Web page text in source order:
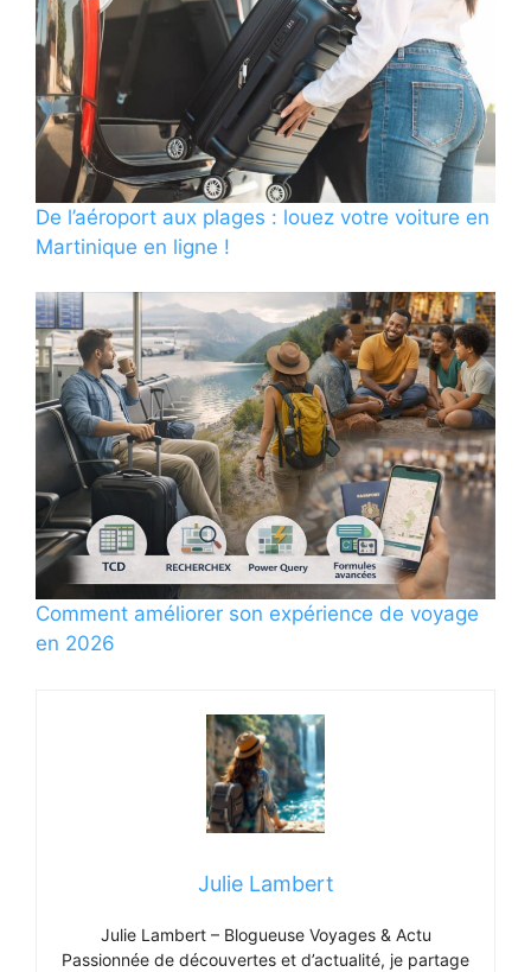
De l’aéroport aux plages : louez votre voiture en
Martinique en ligne !
Comment améliorer son expérience de voyage
en 2026
Julie Lambert
Julie Lambert – Blogueuse Voyages & Actu
Passionnée de découvertes et d’actualité, je partage